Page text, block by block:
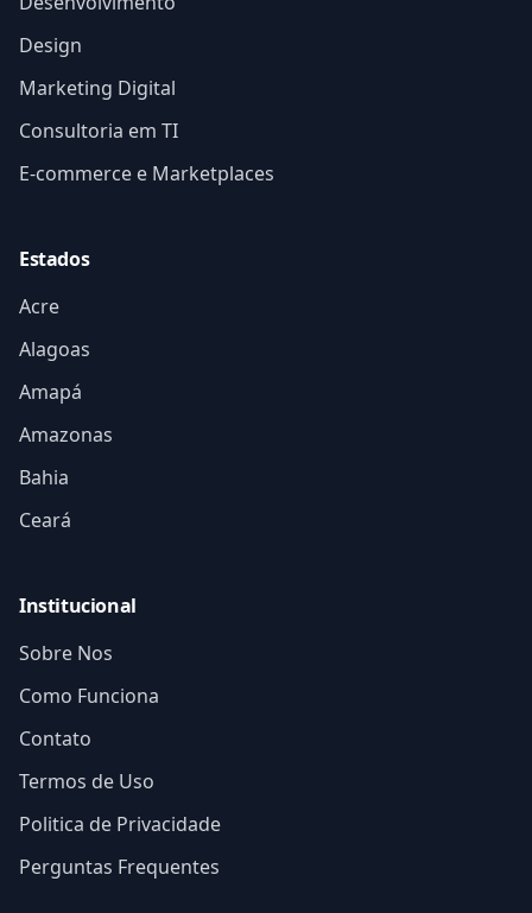
Design
Marketing Digital
Consultoria em TI
E-commerce e Marketplaces
Estados
Acre
Alagoas
Amapá
Amazonas
Bahia
Ceará
Institucional
Sobre Nos
Como Funciona
Contato
Termos de Uso
Politica de Privacidade
Perguntas Frequentes